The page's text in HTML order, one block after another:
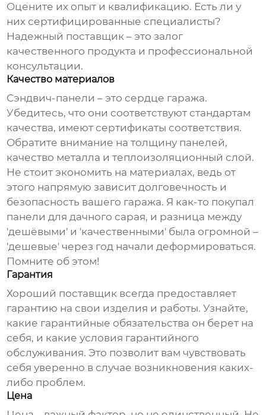
Оцените их опыт и квалификацию. Есть ли у
них сертифицированные специалисты?
Надежный поставщик – это залог
качественного продукта и профессиональной
консультации.
Качество материалов
Сэндвич-панели – это сердце гаража.
Убедитесь, что они соответствуют стандартам
качества, имеют сертификаты соответствия.
Обратите внимание на толщину панелей,
качество металла и теплоизоляционный слой.
Не стоит экономить на материалах, ведь от
этого напрямую зависит долговечность и
безопасность вашего гаража. Я как-то покупал
панели для дачного сарая, и разница между
'дешёвыми' и 'качественными' была огромной –
'дешевые' через год начали деформироваться.
Помните об этом!
Гарантия
Хороший поставщик всегда предоставляет
гарантию на свои изделия и работы. Узнайте,
какие гарантийные обязательства он берет на
себя, и какие условия гарантийного
обслуживания. Это позволит вам чувствовать
себя уверенно в случае возникновения каких-
либо проблем.
Цена